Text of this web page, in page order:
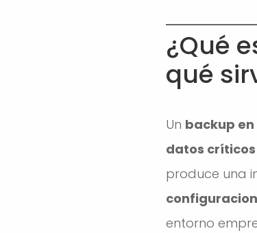
¿Qué
qué
Un backup
datos críticos
produce una
entorno